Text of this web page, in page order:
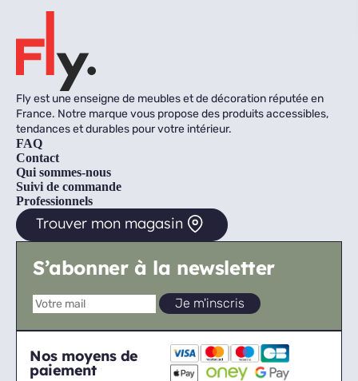
Fly est une enseigne de meubles et de décoration réputée en
France. Notre marque vous propose des produits accessibles,
tendances et durables pour votre intérieur.
FAQ
Contact
Qui sommes-nous
Suivi de commande
Professionnels
Trouver mon magasin
S’abonner à la newsletter
Nos moyens de
paiement